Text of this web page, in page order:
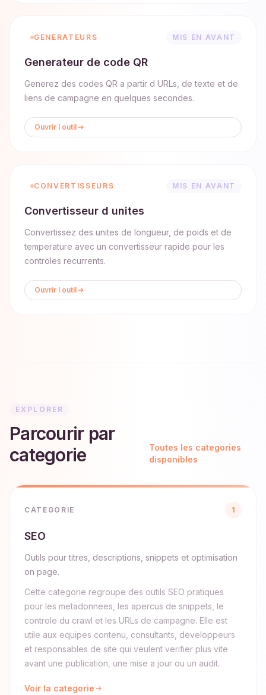
GENERATEURS MIS EN AVANT
Generateur de code QR
Generez des codes QR a partir d URLs, de texte et de
liens de campagne en quelques secondes.
Ouvrir l outil
CONVERTISSEURS MIS EN AVANT
Convertisseur d unites
Convertissez des unites de longueur, de poids et de
temperature avec un convertisseur rapide pour les
controles recurrents.
Ouvrir l outil
EXPLORER
Parcourir par
categorie
Toutes les categories
disponibles
CATEGORIE 1
SEO
Outils pour titres, descriptions, snippets et optimisation
on page.
Cette categorie regroupe des outils SEO pratiques
pour les metadonnees, les apercus de snippets, le
controle du crawl et les URLs de campagne. Elle est
utile aux equipes contenu, consultants, developpeurs
et responsables de site qui veulent verifier plus vite
avant une publication, une mise a jour ou un audit.
Voir la categorie